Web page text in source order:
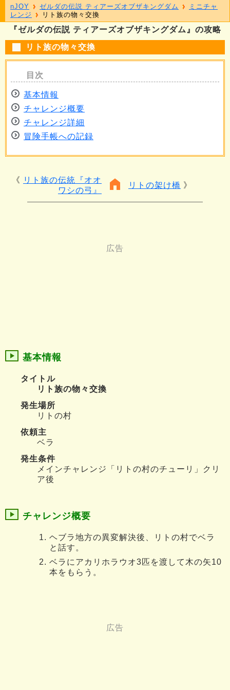
『ゼルダの伝説 ティアーズオブザキングダム』の攻略
リト族の物々交換
基本情報
チャレンジ概要
チャレンジ詳細
冒険手帳への記録
リト族の伝統『オオ
ワシの弓』
リトの架け橋
基本情報
タイトル
リト族の物々交換
発生場所
リトの村
依頼主
ベラ
発生条件
メインチャレンジ「リトの村のチューリ」クリ
ア後
チャレンジ概要
ヘブラ地方の異変解決後、リトの村でベラ
と話す。
ベラにアカリホラウオ3匹を渡して木の矢10
本をもらう。
nJOY ゼルダの伝説 ティアーズオブザキングダム
ミニチャ
レンジ
リト族の物々交換